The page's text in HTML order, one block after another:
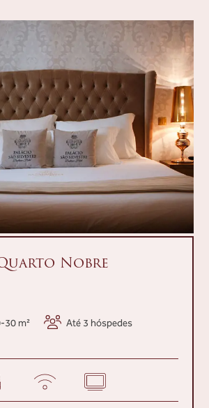
Nobre
30 m² Até 3 hóspedes